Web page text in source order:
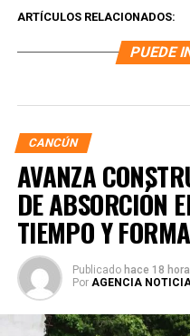
ARTÍCULOS RELACIONADOS:
PUEDE
CANCÚN
AVANZA
DE ABSORCIÓN
TIEMPO Y FORMA
Publicado hace 18
Por AGENCIA